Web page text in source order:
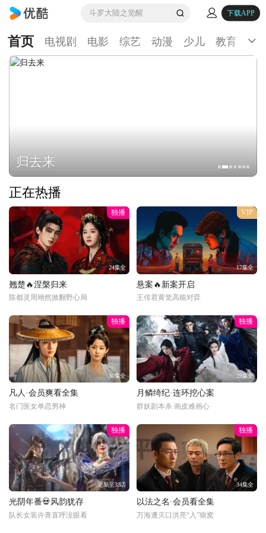
斗罗大陆之觉醒 下载APP
首页 电视剧 电影 综艺 动漫 少儿 教育 生
归去来
正在热播
独播
24集全
翘楚🔥涅槃归来
陈都灵周翊然掀翻野心局
VIP
17集全
悬案🔥新案开启
王传君黄觉高能对弈
独播
30集全
凡人·会员爽看全集
名门医女单恋男神
独播
29集全
月鳞绮纪·连环挖心案
群妖剧本杀 画皮难画心
独播
更新至33话
光阴年番💀风韵犹存
队长女装许青直呼没眼看
独播
34集全
以法之名·会员看全集
万海遭灭口洪亮“入”狼窝